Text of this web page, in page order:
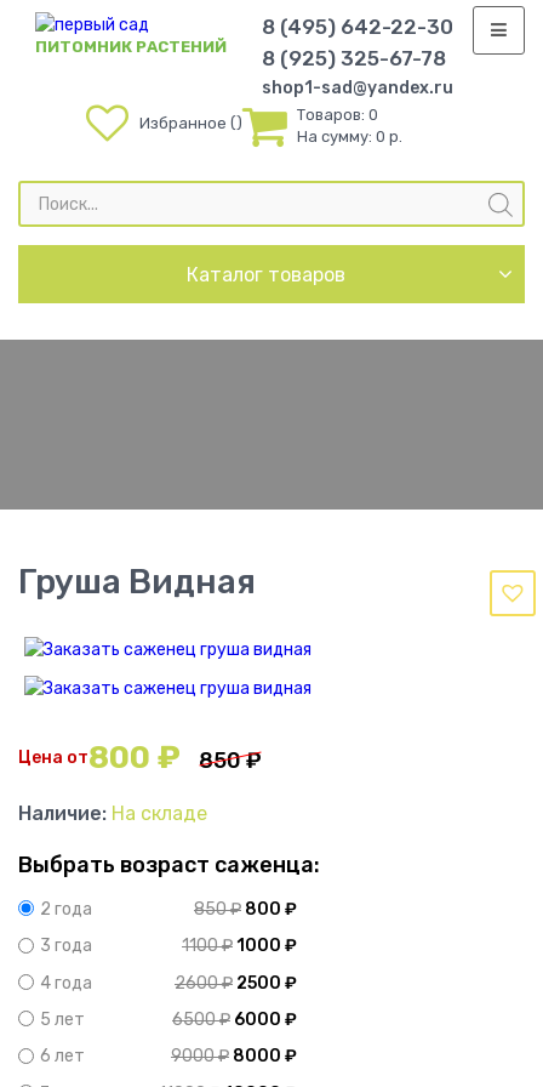
ПИТОМНИК РАСТЕНИЙ
8 (495) 642-22-30
8 (925) 325-67-78
shop1-sad@yandex.ru
Избранное Товаров: 0
На сумму: 0 р.
Поиск
товаров
Каталог товаров
Груша Видная
Цена от 850₽
800 ₽
Наличие: На складе
Выбрать возраст саженца:
2 года 850₽ 800 ₽
3 года
1100₽1000 ₽
4 года
2600₽ 2500 ₽
5 лет
6500₽ 6000 ₽
6 лет
9000₽ 8000 ₽